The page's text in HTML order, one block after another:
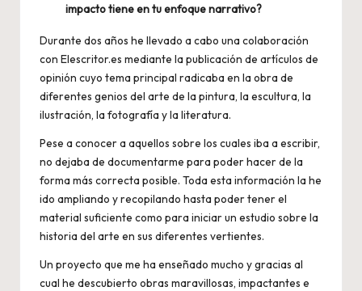
impacto tiene en tu enfoque narrativo?
Durante dos años he llevado a cabo una colaboración
con Elescritor.es mediante la publicación de artículos de
opinión cuyo tema principal radicaba en la obra de
diferentes genios del arte de la pintura, la escultura, la
ilustración, la fotografía y la literatura.
Pese a conocer a aquellos sobre los cuales iba a escribir,
no dejaba de documentarme para poder hacer de la
forma más correcta posible. Toda esta información la he
ido ampliando y recopilando hasta poder tener el
material suficiente como para iniciar un estudio sobre la
historia del arte en sus diferentes vertientes.
Un proyecto que me ha enseñado mucho y gracias al
cual he descubierto obras maravillosas, impactantes e